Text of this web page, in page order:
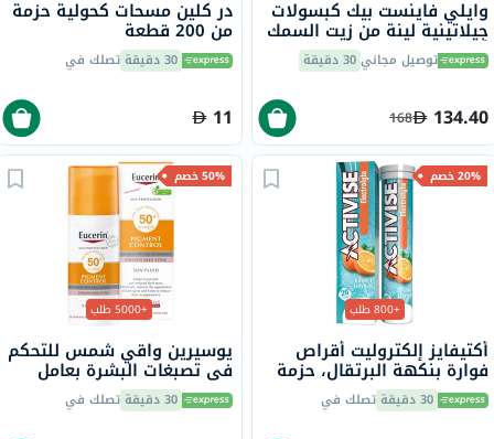
وايلي فاينست بيك كبسولات
جيلاتينية لينة من زيت السمك
أوميغا 3 بتركيز 1000 ملجم
من حمض إيكوسابنتينويك
توصيل مجاني30 دقيقة
134.40
168
در كلين مسحات كحولية حزمة
من 200 قطعة
30 دقيقة تصلك في
11
20% خصم
+800 طلب
أكتيفايز إلكتروليت أقراص
فوارة بنكهة البرتقال، حزمة
من 20 30 دقيقة تصلك في
50% خصم
+5000 طلب
يوسيرين واقي شمس للتحكم
في تصبغات البشرة بعامل
حماية من الشمس 50+ سائل
حماية من أشعة الشمس
30 دقيقة تصلك في